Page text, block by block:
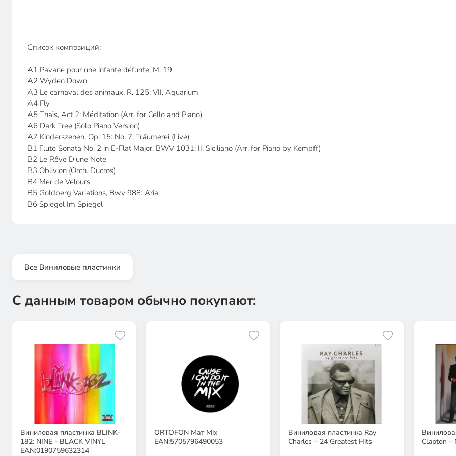
Список композиций:
A1 Pavane pour une infante défunte, M. 19
A2 Wyden Down
A3 Le carnaval des animaux, R. 125: VII. Aquarium
A4 Fly
A5 Thaïs, Act 2: Méditation (Arr. for Cello and Piano)
A6 Dark Tree (Solo Piano Version)
A7 Kinderszenen, Op. 15: No. 7, Träumerei (Live)
B1 Flute Sonata No. 2 in E-Flat Major, BWV 1031: II. Siciliano (Arr. for Piano by Kempff)
B2 Le Rêve D'une Note
B3 Oblivion (Orch. Ducros)
B4 Mer de Velours
B5 Goldberg Variations, Bwv 988: Aria
B6 Spiegel Im Spiegel
Все Виниловые пластинки
С данным товаром обычно покупают:
Виниловая пластинка BLINK-
182: NINE - BLACK VINYL
EAN:0190759632314
ORTOFON Мат Mix
EAN:5705796490053
Виниловая пластинка Ray
Charles – 24 Greatest Hits
Clapton –